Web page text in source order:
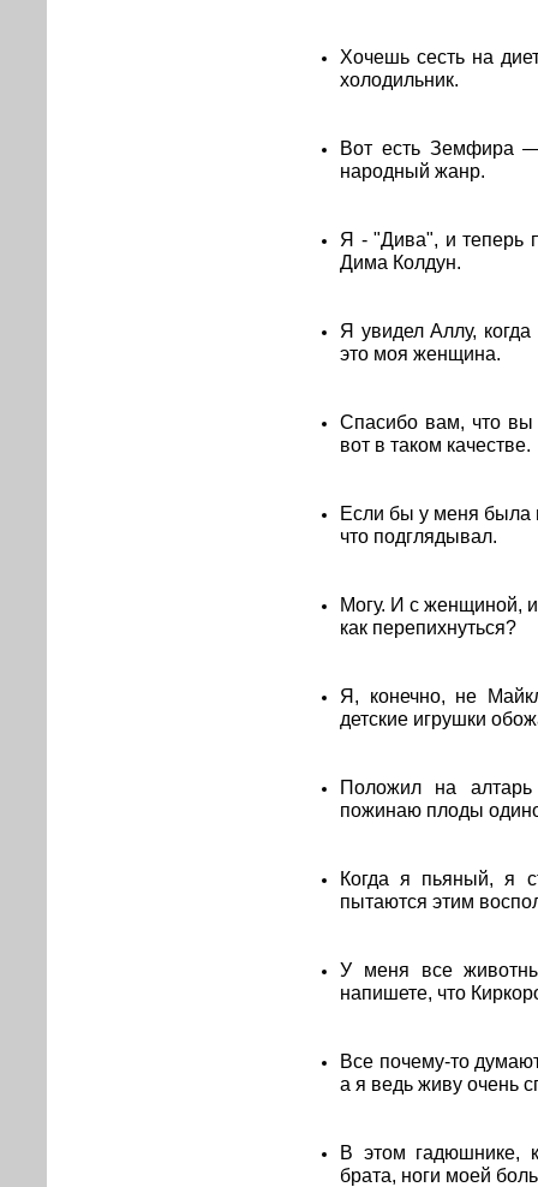
Хочешь сесть на
холодильник.
Вот есть Земфира
народный жанр.
Я - "Дива", и теперь
Дима Колдун.
Я увидел Аллу,
это моя женщина.
Спасибо вам, что вы
вот в таком качестве.
Если бы у меня была
что подглядывал.
Могу. И с женщиной,
как перепихнуться?
Я, конечно, не
детские игрушки
Положил на алтарь
пожинаю плоды
Когда я пьяный, я
пытаются этим
У меня все
напишете, что
Все почему-то
а я ведь живу очень
В этом гадюшнике,
брата, ноги моей